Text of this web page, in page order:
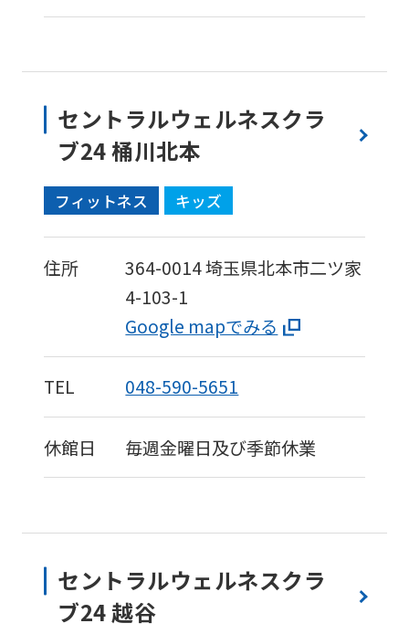
セントラルウェルネスクラ
ブ24 桶川北本
フィットネス キッズ
住所 364-0014埼玉県北本市二ツ家
4-103-1
Google mapでみる
TEL 048-590-5651
休館日 毎週金曜日及び季節休業
セントラルウェルネスクラ
ブ24 越谷